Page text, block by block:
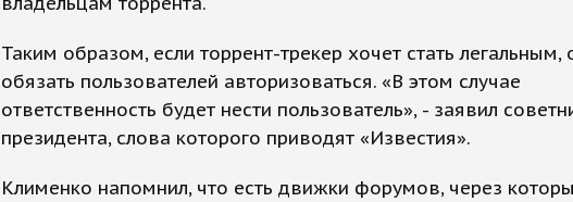
Таким образом, если торрент-трекер хочет стать
обязать пользователей авторизоваться. «В этом случае
ответственность будет нести пользователь», - заявил
президента, слова которого приводят «Известия».
Клименко напомнил, что есть движки форумов, через